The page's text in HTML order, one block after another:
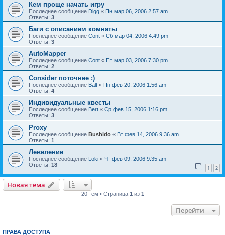
Кем проще начать игру
Последнее сообщение Digg « Пн мар 06, 2006 2:57 am
Ответы: 3
Баги с описанием комнаты
Последнее сообщение Cont « Сб мар 04, 2006 4:49 pm
Ответы: 3
AutoMapper
Последнее сообщение Cont « Пт мар 03, 2006 7:30 pm
Ответы: 2
Consider поточнее :)
Последнее сообщение Balt « Пн фев 20, 2006 1:56 am
Ответы: 4
Индивидуальные квесты
Последнее сообщение Bert « Ср фев 15, 2006 1:16 pm
Ответы: 3
Proxy
Последнее сообщение Bushido « Вт фев 14, 2006 9:36 am
Ответы: 1
Левеление
Последнее сообщение Loki « Чт фев 09, 2006 9:35 am
Ответы: 18 1 2
Новая тема
20 тем • Страница 1 из 1
Перейти
ПРАВА ДОСТУПА